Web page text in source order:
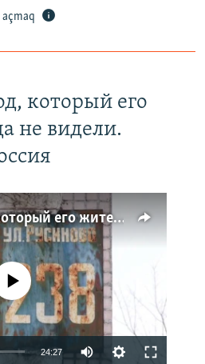
который его
не видели.
Как живет город, который его жители никогда не видели. Неизвестная Россия
currently available
24:27